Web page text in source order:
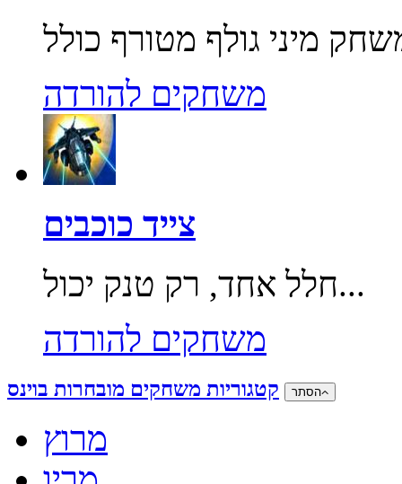
משחקים להורדה
צייד כוכבים
חלל אחד, רק טנק יכול...
משחקים להורדה
קטגוריות משחקים מובחרות בוינס הסתר
מרוץ